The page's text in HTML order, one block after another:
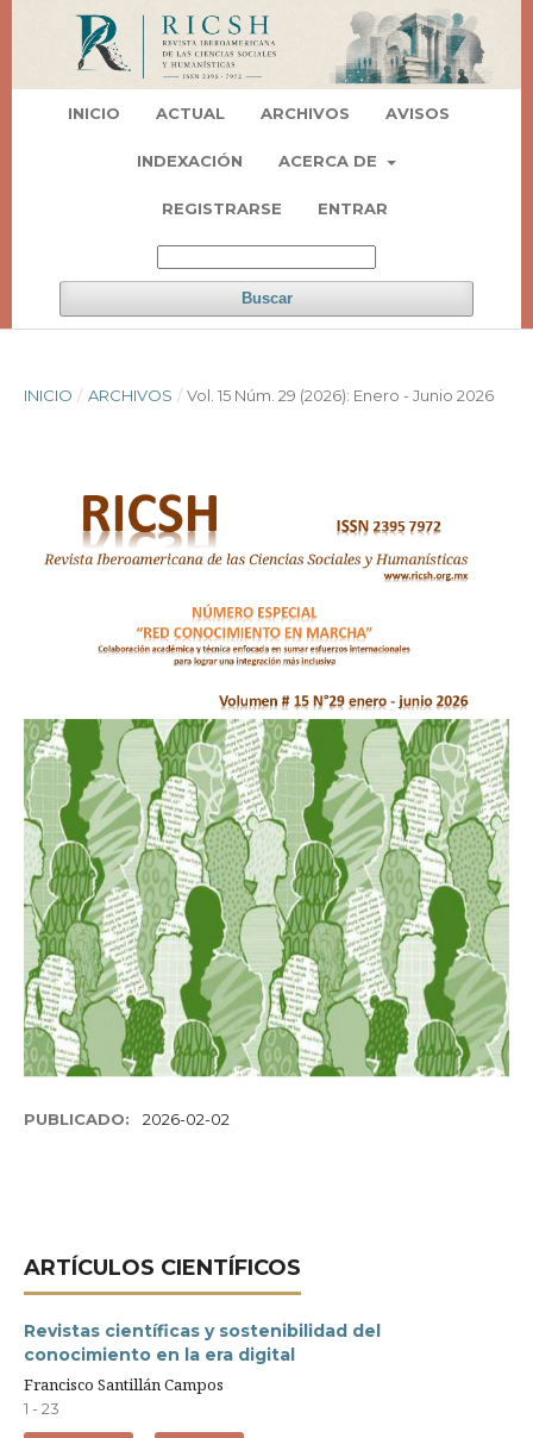
INICIO ACTUAL ARCHIVOS AVISOS
INDEXACIÓN ACERCA DE
REGISTRARSE ENTRAR
Buscar
INICIO / ARCHIVOS / Vol. 15 Núm. 29 (2026): Enero - Junio 2026
PUBLICADO: 2026-02-02
ARTÍ­CULOS CIENTÍFICOS
Revistas científicas y sostenibilidad del
conocimiento en la era digital
Francisco Santillán Campos
1 - 23